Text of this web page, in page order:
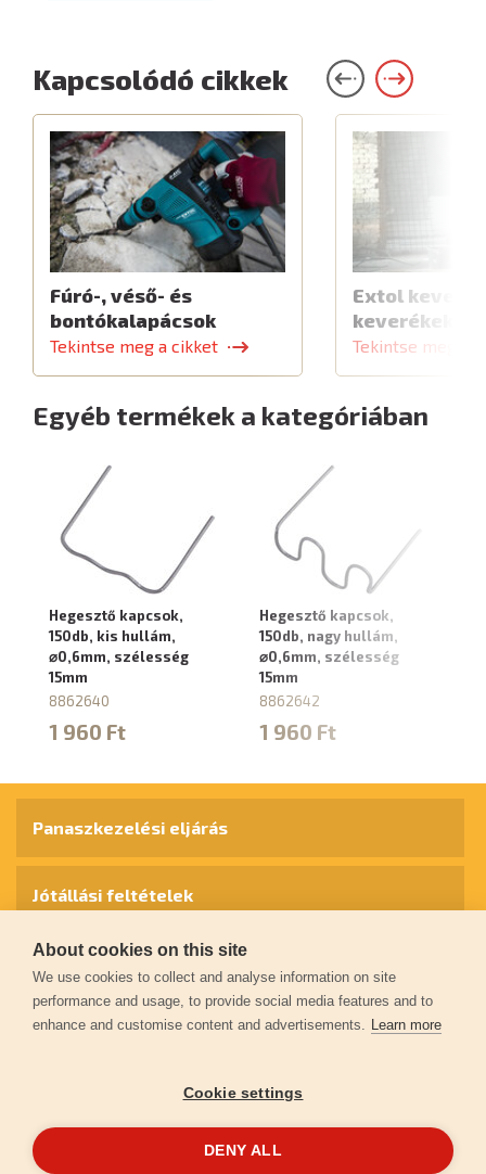
Kapcsolódó cikkek
Fúró-, véső- és
bontókalapácsok
Tekintse meg a cikket
Extol
Tekintse meg a
Egyéb termékek a kategóriában
Hegesztő kapcsok,
150db, kis hullám,
⌀0,6mm, szélesség
15mm
8862640
1 960 Ft
Hegesztő kapcsok,
150db, nagy hullám,
⌀0,6mm, szélesség
15mm
8862642
1 960 Ft
Panaszkezelési eljárás
Jótállási feltételek
Személyes adatok védelme
Kapcsolat
Garancia regisztráció
About cookies on this site
We use cookies to collect and analyse information on site
performance and usage, to provide social media features and to
enhance and customise content and advertisements. Learn more
Cookie settings
DENY ALL